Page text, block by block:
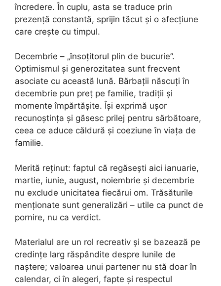
încredere. În cuplu, asta se traduce prin
prezență constantă, sprijin tăcut și o afecțiune
care crește cu timpul.
Decembrie – „însoțitorul plin de bucurie”.
Optimismul și generozitatea sunt frecvent
asociate cu această lună. Bărbații născuți în
decembrie pun preț pe familie, tradiții și
momente împărtășite. Își exprimă ușor
recunoștința și găsesc prilej pentru sărbătoare,
ceea ce aduce căldură și coeziune în viața de
familie.
Merită reținut: faptul că regăsești aici ianuarie,
martie, iunie, august, noiembrie și decembrie
nu exclude unicitatea fiecărui om. Trăsăturile
menționate sunt generalizări – utile ca punct de
pornire, nu ca verdict.
Materialul are un rol recreativ și se bazează pe
credințe larg răspândite despre lunile de
naștere; valoarea unui partener nu stă doar în
calendar, ci în alegeri, fapte și respectul